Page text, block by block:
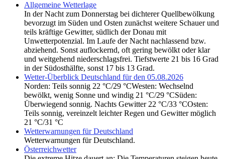
Allgemeine Wetterlage
In der Nacht zum Donnerstag bei dichterer Quellbewölkung
bevorzugt im Süden und Osten zunächst weitere Schauer und
teils kräftige Gewitter, südlich der Donau mit
Unwetterpotenzial. Im Laufe der Nacht nachlassend bzw.
abziehend. Sonst auflockernd, oft gering bewölkt oder klar
und weitgehend niederschlagsfrei. Tiefstwerte 21 bis 16 Grad
in der Südosthälfte, sonst 17 bis 13 Grad.
Wetter-Überblick Deutschland für den 05.08.2026
Norden: Teils sonnig 22 °C/29 °CWesten: Wechselnd
bewölkt, wenig Sonne und windig 21 °C/29 °CSüden:
Überwiegend sonnig. Nachts Gewitter 22 °C/33 °COsten:
Teils sonnig, vereinzelt leichter Regen und Gewitter möglich
21 °C/31 °C
Wetterwarnungen für Deutschland
Wetterwarnungen für Deutschland.
Österreichwetter